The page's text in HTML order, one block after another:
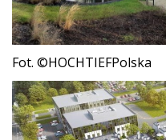
Fot. ©HOCHTIEFPolska